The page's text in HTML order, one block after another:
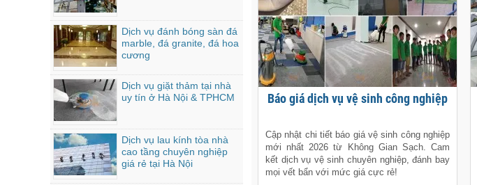
Dịch vụ đánh bóng sàn đá
marble, đá granite, đá hoa
cương
Dịch vụ giặt thảm tại nhà
uy tín ở Hà Nội & TPHCM
Dịch vụ lau kính tòa nhà
cao tầng chuyên nghiệp
giá rẻ tại Hà Nội
Báo giá dịch vụ vệ sinh công nghiệp
Cập nhật chi tiết báo giá vệ sinh công nghiệp
mới nhất 2026 từ Không Gian Sạch. Cam
kết dịch vụ vệ sinh chuyên nghiệp, đánh bay
mọi vết bẩn với mức giá cực rẻ!